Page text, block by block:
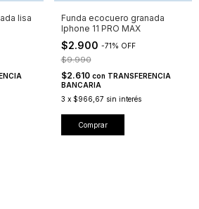
lisa
Funda ecocuero granada
Iphone 11 PRO MAX
$2.900 -71% OFF
$9.990
$2.610 con TRANSFERENCIA
BANCARIA
3 x $966,67 sin interés
Comprar